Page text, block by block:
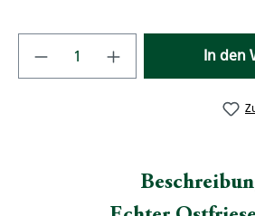
Produkt Anzahl: GibIn den